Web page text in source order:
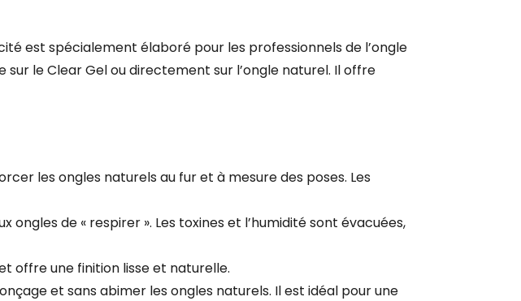
est spécialement élaboré pour les professionnels de l’ongle
sur le Clear Gel ou directement sur l’ongle naturel. Il offre
les ongles naturels au fur et à mesure des poses. Les
de « respirer ». Les toxines et l’humidité sont évacuées,
offre une finition lisse et naturelle.
et sans abimer les ongles naturels. Il est idéal pour une